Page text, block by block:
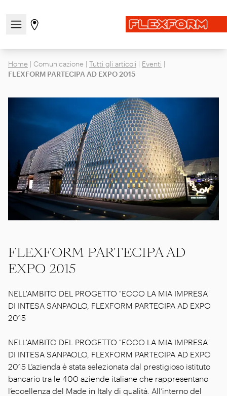
Apri/chiudi il menu di navigazione
Vai alla pagina degli stores
Home | Comunicazione | Tutti gli articoli | Eventi |
FLEXFORM PARTECIPA AD EXPO 2015
FLEXFORM PARTECIPA AD
EXPO 2015
NELL'AMBITO DEL PROGETTO "ECCO LA MIA IMPRESA"
DI INTESA SANPAOLO, FLEXFORM PARTECIPA AD EXPO
2015
NELL'AMBITO DEL PROGETTO "ECCO LA MIA IMPRESA"
DI INTESA SANPAOLO, FLEXFORM PARTECIPA AD EXPO
2015 L’azienda è stata selezionata dal prestigioso istituto
bancario tra le 400 aziende italiane che rappresentano
l’eccellenza del Made in Italy di qualità. All’interno del